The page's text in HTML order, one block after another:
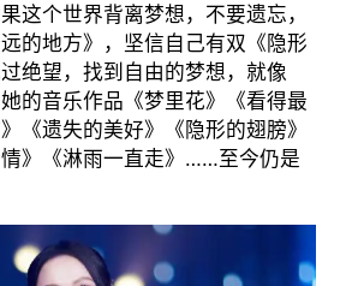
这个世界背离梦想，不要遗忘，
的地方》，坚信自己有双《隐形
绝望，找到自由的梦想，就像
她的音乐作品《梦里花》《看得最
《遗失的美好》《隐形的翅膀》
情》《淋雨一直走》……至今仍是